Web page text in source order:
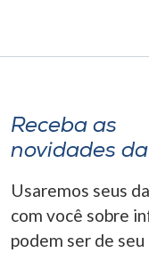
Receba as
novidades
Usaremos seus
com você sobre
podem ser de